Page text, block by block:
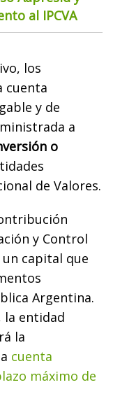
al IPCVA
los
cuenta
y de
a
o
de Valores.
y Control
un capital que
Argentina.
la entidad
la
cuenta
máximo de